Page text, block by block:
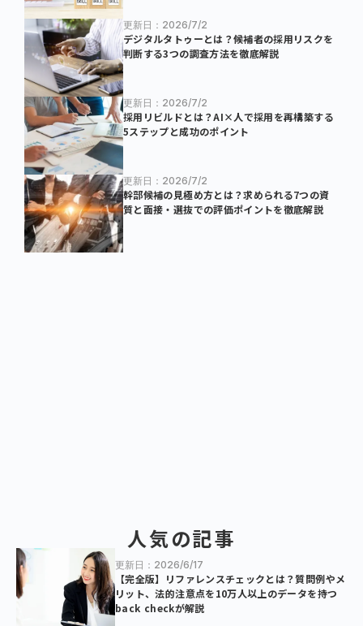
更新日：2026/7/2
デジタルタトゥーとは？候補者の採用リスクを
判断する3つの調査方法を徹底解説
更新日：2026/7/2
採用リビルドとは？AI×人で採用を再構築する
5ステップと成功のポイント
更新日：2026/7/2
幹部候補の見極め方とは？求められる7つの資
質と面接・選抜での評価ポイントを徹底解説
人気の記事
更新日：2026/6/17
【完全版】リファレンスチェックとは？質問例やメ
リット、法的注意点を10万人以上のデータを持つ
back checkが解説